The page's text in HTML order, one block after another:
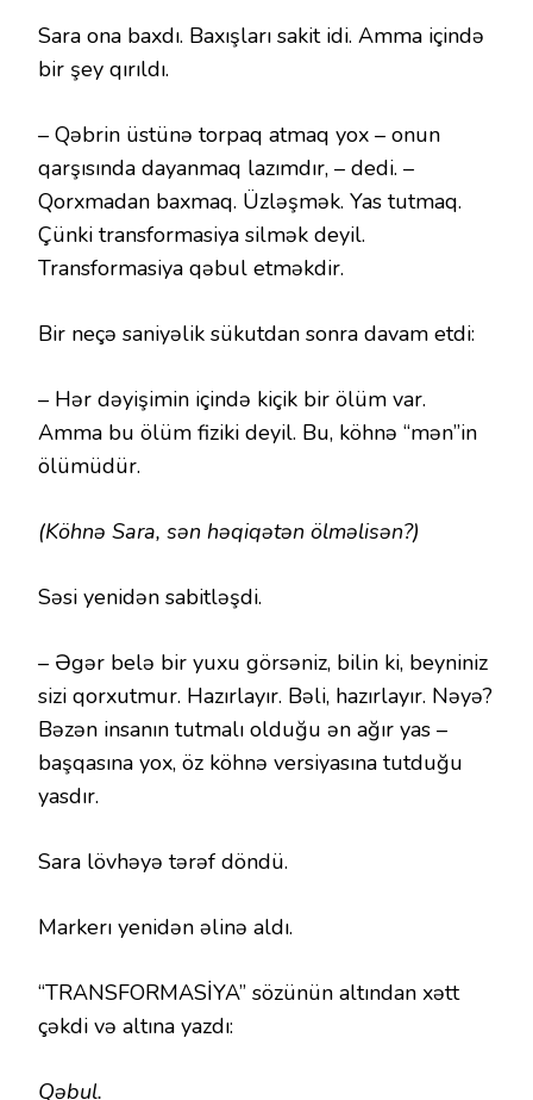
Sara ona baxdı. Baxışları sakit idi. Amma içində
bir şey qırıldı.
– Qəbrin üstünə torpaq atmaq yox – onun
qarşısında dayanmaq lazımdır, – dedi. –
Qorxmadan baxmaq. Üzləşmək. Yas tutmaq.
Çünki transformasiya silmək deyil.
Transformasiya qəbul etməkdir.
Bir neçə saniyəlik sükutdan sonra davam etdi:
– Hər dəyişimin içində kiçik bir ölüm var.
Amma bu ölüm fiziki deyil. Bu, köhnə “mən”in
ölümüdür.
(Köhnə Sara, sən həqiqətən ölməlisən?)
Səsi yenidən sabitləşdi.
– Əgər belə bir yuxu görsəniz, bilin ki, beyniniz
sizi qorxutmur. Hazırlayır. Bəli, hazırlayır. Nəyə?
Bəzən insanın tutmalı olduğu ən ağır yas –
başqasına yox, öz köhnə versiyasına tutduğu
yasdır.
Sara lövhəyə tərəf döndü.
Markerı yenidən əlinə aldı.
“TRANSFORMASİYA” sözünün altından xətt
çəkdi və altına yazdı:
Qəbul.